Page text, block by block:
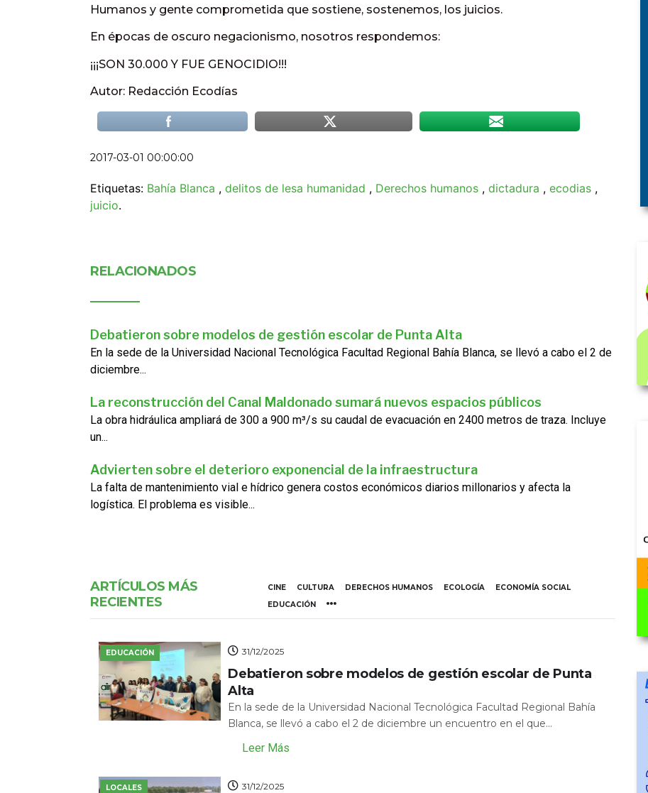
Humanos y gente comprometida que sostiene, sostenemos, los juicios.
En épocas de oscuro negacionismo, nosotros respondemos:
¡¡¡SON 30.000 Y FUE GENOCIDIO!!!
Autor: Redacción Ecodías
2017-03-01 00:00:00
Etiquetas: Bahía Blanca , delitos de lesa humanidad , Derechos humanos , dictadura , ecodias ,
juicio.
RELACIONADOS
Debatieron sobre modelos de gestión escolar de Punta Alta
En la sede de la Universidad Nacional Tecnológica Facultad Regional Bahía Blanca, se llevó a cabo el 2 de
diciembre...
La reconstrucción del Canal Maldonado sumará nuevos espacios públicos
La obra hidráulica ampliará de 300 a 900 m³/s su caudal de evacuación en 2400 metros de traza. Incluye
un...
Advierten sobre el deterioro exponencial de la infraestructura
La falta de mantenimiento vial e hídrico genera costos económicos diarios millonarios y afecta la
logística. El problema es visible...
ARTÍCULOS MÁS
RECIENTES
CINE CULTURA DERECHOS HUMANOS ECOLOGÍA
ECONOMÍA SOCIAL
EDUCACIÓN
EDUCACIÓN 31/12/2025
Debatieron sobre modelos de gestión escolar de Punta
Alta
En la sede de la Universidad Nacional Tecnológica Facultad Regional Bahía
Blanca, se llevó a cabo el 2 de diciembre un encuentro en el que...
Leer Más
LOCALES 31/12/2025